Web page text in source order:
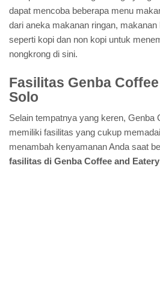
dapat mencoba beberapa menu
dari aneka makanan ringan,
seperti kopi dan non kopi untuk
nongkrong di sini.
Fasilitas Genba
Solo
Selain tempatnya yang keren, Genba
memiliki fasilitas yang cukup
menambah kenyamanan Anda saat
fasilitas di Genba Coffee and Eatery